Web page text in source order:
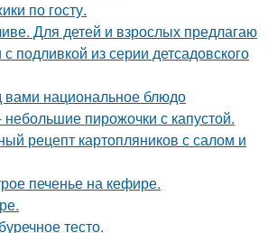
по госту.
Для детей и взрослых предлагаю
подливкой из серии детсадовского
вами национальное блюдо
небольшие пирожочки с капустой.
рецепт картопляников с салом и
печенье на кефире.
тесто.